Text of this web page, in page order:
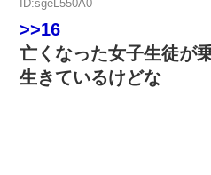
ID:sgeL550A0
>>16
亡くなった女子生徒が
生きているけどな